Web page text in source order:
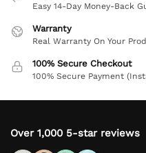
Easy 14-Day Money-Back
Warranty
Real Warranty On Your
100% Secure Checkout
100% Secure Payment
Over 1,000 5-star reviews